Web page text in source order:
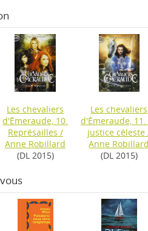
Les chevaliers
d'Émeraude, 10.
Représailles /
Anne Robillard
(DL 2015)
Les chevaliers
d'Émeraude, 11.
justice céleste
Anne Robillard
(DL 2015)